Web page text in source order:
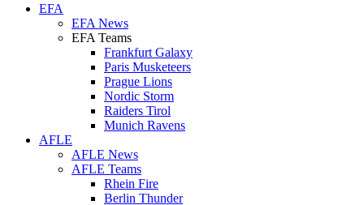
Close
EFA
EFA News
EFA Teams
Frankfurt Galaxy
Paris Musketeers
Prague Lions
Nordic Storm
Raiders Tirol
Munich Ravens
AFLE
AFLE News
AFLE Teams
Rhein Fire
Berlin Thunder